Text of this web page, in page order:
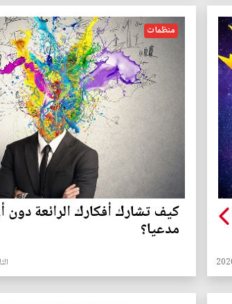
منظمات
كيف تشارك أفكارك الرائعة دون
مدعيا؟